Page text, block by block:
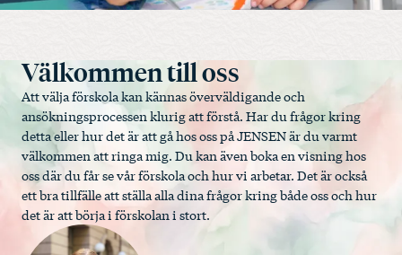
Välkommen till oss
Att välja förskola kan kännas överväldigande och
ansökningsprocessen klurig att förstå. Har du frågor kring
detta eller hur det är att gå hos oss på JENSEN är du varmt
välkommen att ringa mig. Du kan även boka en visning hos
oss där du får se vår förskola och hur vi arbetar. Det är också
ett bra tillfälle att ställa alla dina frågor kring både oss och hur
det är att börja i förskolan i stort.